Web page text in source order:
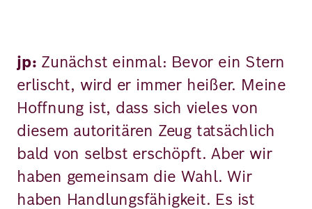
jp: Zunächst einmal: Bevor ein Stern
erlischt, wird er immer heißer. Meine
Hoffnung ist, dass sich vieles von
diesem autoritären Zeug tatsächlich
bald von selbst erschöpft. Aber wir
haben gemeinsam die Wahl. Wir
haben Handlungsfähigkeit. Es ist